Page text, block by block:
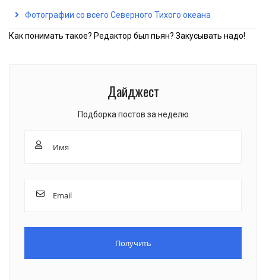
Фотографии со всего Северного Тихого океана
Как понимать такое? Редактор был пьян? Закусывать надо!
Дайджест
Подборка постов за неделю